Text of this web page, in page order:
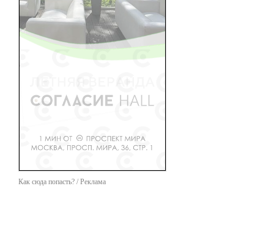
Как сюда попасть? / Реклама